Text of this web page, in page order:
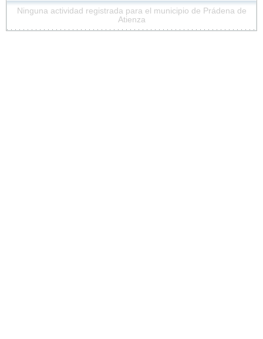
Ninguna actividad registrada para el municipio de Prádena de
Atienza